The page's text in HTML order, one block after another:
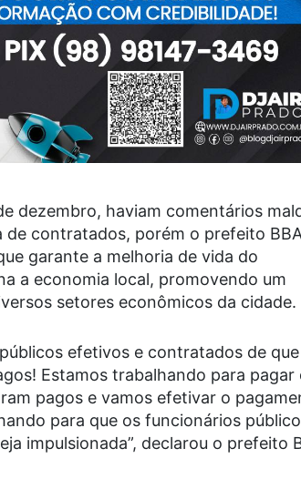
dezembro, haviam comentários
de contratados, porém o prefeito
garante a melhoria de vida do
a economia local, promovendo um
setores econômicos da cidade.
efetivos e contratados de
Estamos trabalhando para pagar
pagos e vamos efetivar o
para que os funcionários
impulsionada”, declarou o prefeito